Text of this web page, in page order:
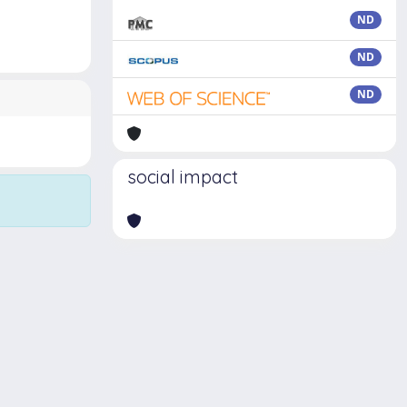
ND
ND
ND
social impact